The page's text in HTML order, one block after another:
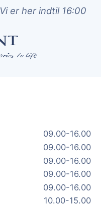
Vi er her indtil 16:00
09.00-16.00
09.00-16.00
09.00-16.00
09.00-16.00
09.00-16.00
10.00-15.00